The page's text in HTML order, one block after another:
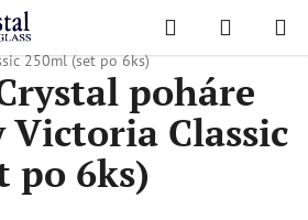
Hľadať
KOŠÍK
/ Victoria Classic
Bohemia Crystal poháre
250ml (set po 6ks)
poháre
Victoria Classic
po 6ks)